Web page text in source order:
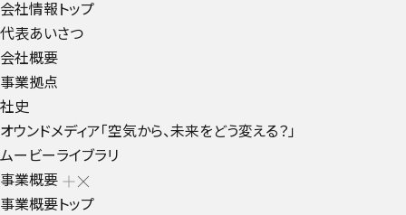
会社情報トップ
代表あいさつ
会社概要
事業拠点
社史
オウンドメディア「空気から、未来をどう変える？」
ムービーライブラリ
事業概要
事業概要トップ